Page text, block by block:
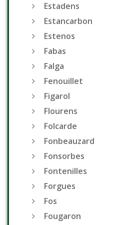
Estadens
Estancarbon
Estenos
Fabas
Falga
Fenouillet
Figarol
Flourens
Folcarde
Fonbeauzard
Fonsorbes
Fontenilles
Forgues
Fos
Fougaron